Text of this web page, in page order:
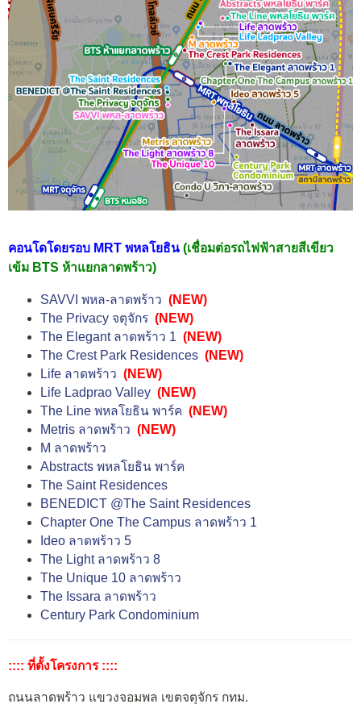
คอนโดโดยรอบ MRT พหลโยธิน (เชื่อมต่อรถไฟฟ้าสายสีเขียว
เข้ม BTS ห้าแยกลาดพร้าว)
SAVVI พหล-ลาดพร้าว (NEW)
The Privacy จตุจักร (NEW)
The Elegant ลาดพร้าว 1 (NEW)
The Crest Park Residences (NEW)
Life ลาดพร้าว (NEW)
Life Ladprao Valley (NEW)
The Line พหลโยธิน พาร์ค (NEW)
Metris ลาดพร้าว (NEW)
M ลาดพร้าว
Abstracts พหลโยธิน พาร์ค
The Saint Residences
BENEDICT @The Saint Residences
Chapter One The Campus ลาดพร้าว 1
Ideo ลาดพร้าว 5
The Light ลาดพร้าว 8
The Unique 10 ลาดพร้าว
The Issara ลาดพร้าว
Century Park Condominium
:::: ที่ตั้งโครงการ ::::
ถนนลาดพร้าว แขวงจอมพล เขตจตุจักร กทม.